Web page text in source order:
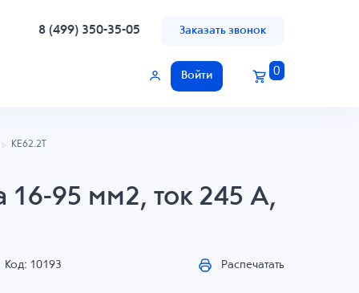
8 (499) 350-35-05 Заказать звонок
Войти 0
KE62.2T
16-95 мм2, ток 245 A,
Код: 10193 Распечатать